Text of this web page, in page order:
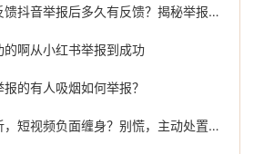
音举报后多久有反馈？揭秘举报结果的延迟
啊从小红书举报到成功
的有人吸烟如何举报？
视频负面缠身？别慌，主动处置才是正解